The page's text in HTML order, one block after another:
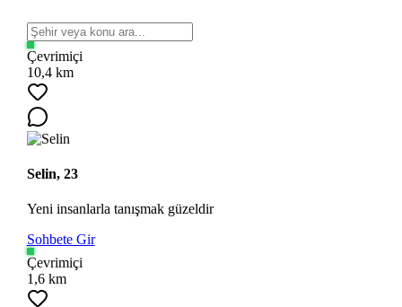
Çevrimiçi
10,4 km
Selin, 23
Yeni insanlarla tanışmak güzeldir
Sohbete Gir
Çevrimiçi
1,6 km